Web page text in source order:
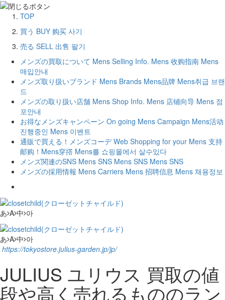
TOP
買う BUY 购买 사기
売る SELL 出售 팔기
メンズの買取について Mens Selling Info. Mens 收购指南 Mens
매입안내
メンズ取り扱いブランド Mens Brands Mens品牌 Mens취급 브랜
드
メンズの取り扱い店舗 Mens Shop Info. Mens 店铺向导 Mens 점
포안내
お得なメンズキャンペーン On going Mens Campaign Mens活动
진행중인 Mens 이벤트
通販で買える！メンズコーデ Web Shopping for your Mens 支持
邮购！Mens穿撘 Mens를 쇼핑몰에서 살수있다
メンズ関連のSNS Mens SNS Mens SNS Mens SNS
メンズの採用情報 Mens Carriers Mens 招聘信息 Mens 채용정보
あ A 中 아
あ A 中 아
https://tokyostore.julius-garden.jp/jp/
JULIUS ユリウス 買取の値
段や高く売れるもののラン